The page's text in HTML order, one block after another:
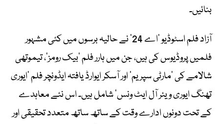
بنائیں۔
آزاد فلم اسٹوڈیو ‘اے 24’ نے حالیہ برسوں میں کئی مشہور
فلمیں پروڈیوس کی ہیں، جن میں ہارر فلم ‘بیک رومز’، تیموتھی
شالامے کی ‘مارٹی سپریم’ اور آسکر ایوارڈ یافتہ ایڈونچر فلم ‘ایوری
تھنگ ایوری ویئر آل ایٹ ونس’ شامل ہیں۔ اس نئے معاہدے
کے تحت دونوں ادارے وقت کے ساتھ ساتھ متعدد تحقیقی اور